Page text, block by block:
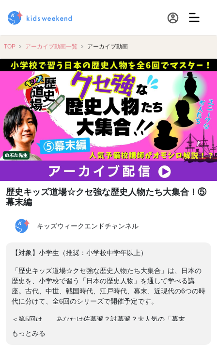
TOP アーカイブ動画一覧 アーカイブ動画
歴史キッズ道場☆クセ強な歴史人物たち大集合！⑤
幕末編
キッズウィークエンドチャンネル
【対象】小学生（推奨：小学校中学年以上）
「歴史キッズ道場☆クセ強な歴史人物たち大集合」は、日本の
歴史を、小学校で習う「日本の歴史人物」を通して学べる講
座。古代、中世、戦国時代、江戸時代、幕末、近現代の6つの時
代に分けて、全6回のシリーズで開催予定です。
＜第5回は…、あなたは佐幕派？討幕派？大人気の「幕末
編」！！ー登場する”クセ強”な歴史人物は、誰だ？＞
・人物①：アメリカから「黒船」でキマシタ！鎖国をしていた
もっとみる